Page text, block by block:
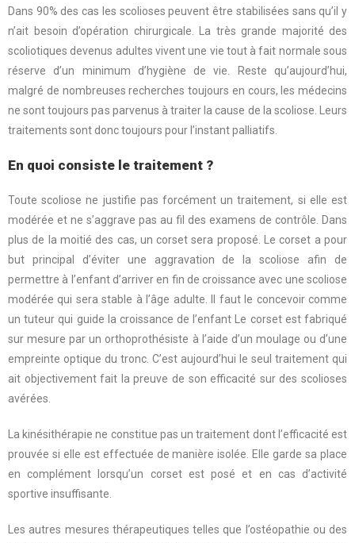
Dans 90% des cas les scolioses peuvent être stabilisées sans qu’il y
n’ait besoin d’opération chirurgicale. La très grande majorité des
scoliotiques devenus adultes vivent une vie tout à fait normale sous
réserve d’un minimum d’hygiène de vie. Reste qu’aujourd’hui,
malgré de nombreuses recherches toujours en cours, les médecins
ne sont toujours pas parvenus à traiter la cause de la scoliose. Leurs
traitements sont donc toujours pour l’instant palliatifs.
En quoi consiste le traitement ?
Toute scoliose ne justifie pas forcément un traitement, si elle est
modérée et ne s’aggrave pas au fil des examens de contrôle. Dans
plus de la moitié des cas, un corset sera proposé. Le corset a pour
but principal d’éviter une aggravation de la scoliose afin de
permettre à l’enfant d’arriver en fin de croissance avec une scoliose
modérée qui sera stable à l’âge adulte. Il faut le concevoir comme
un tuteur qui guide la croissance de l’enfant Le corset est fabriqué
sur mesure par un orthoprothésiste à l’aide d’un moulage ou d’une
empreinte optique du tronc. C’est aujourd’hui le seul traitement qui
ait objectivement fait la preuve de son efficacité sur des scolioses
avérées.
La kinésithérapie ne constitue pas un traitement dont l’efficacité est
prouvée si elle est effectuée de manière isolée. Elle garde sa place
en complément lorsqu’un corset est posé et en cas d’activité
sportive insuffisante.
Les autres mesures thérapeutiques telles que l’ostéopathie ou des